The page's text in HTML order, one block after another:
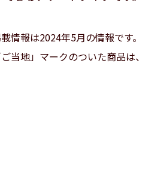
情報は2024年5月の情報です。
ご当地」マークのついた商品は